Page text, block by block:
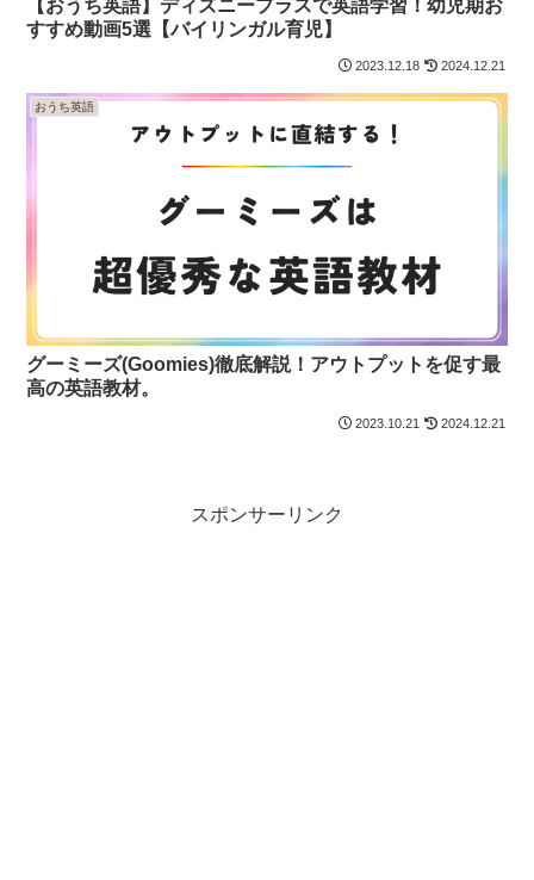
【おうち英語】ディズニープラスで英語学習！幼児期お
すすめ動画5選【バイリンガル育児】
2023.12.18 2024.12.21
おうち英語
グーミーズ(Goomies)徹底解説！アウトプットを促す最
高の英語教材。
2023.10.21 2024.12.21
スポンサーリンク